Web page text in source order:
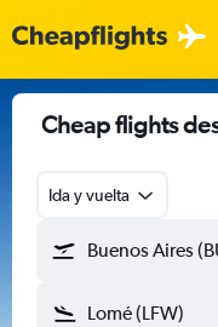
Cheap flights
Ida y vuelta
Buenos Aires
Lomé (LFW)